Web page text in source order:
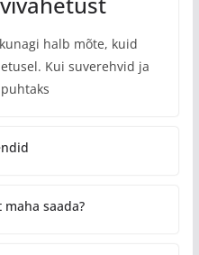
halb mõte, kuid
Kui suverehvid ja
saada?